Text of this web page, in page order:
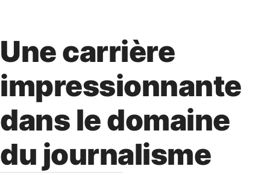
Une carrière
impressionnante
dans le domaine
du journalisme